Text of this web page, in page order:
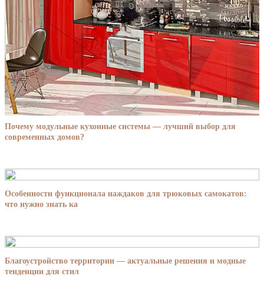
Почему модульные кухонные системы — лучший выбор для
современных домов?
Особенности функционала наждаков для трюковых самокатов:
что нужно знать ка
Благоустройство территории — актуальные решения и модные
тенденции для стил